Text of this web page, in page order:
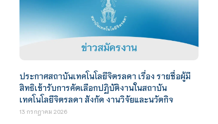
ประกาศสถาบันเทคโนโลยีจิตรลดา เรื่อง รายชื่อผู้มี
สิทธิเข้ารับการคัดเลือกปฏิบัติงานในสถาบัน
เทคโนโลยีจิตรลดา สังกัด งานวิจัยและนวัตกิจ
13 กรกฎาคม 2026